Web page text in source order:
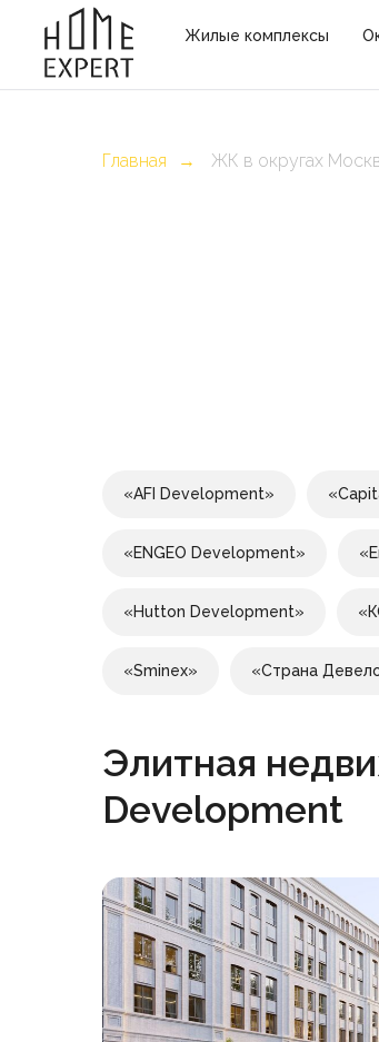
Жилые комплексы
Главная → ЖК в округах
«AFI Development»
«ENGEO Development»
«Hutton Development»
«Sminex» «Страна
Элитная
Development